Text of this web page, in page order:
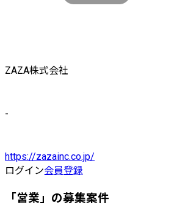
ZAZA株式会社
-
https://zazainc.co.jp/
ログイン会員登録
「営業」の募集案件